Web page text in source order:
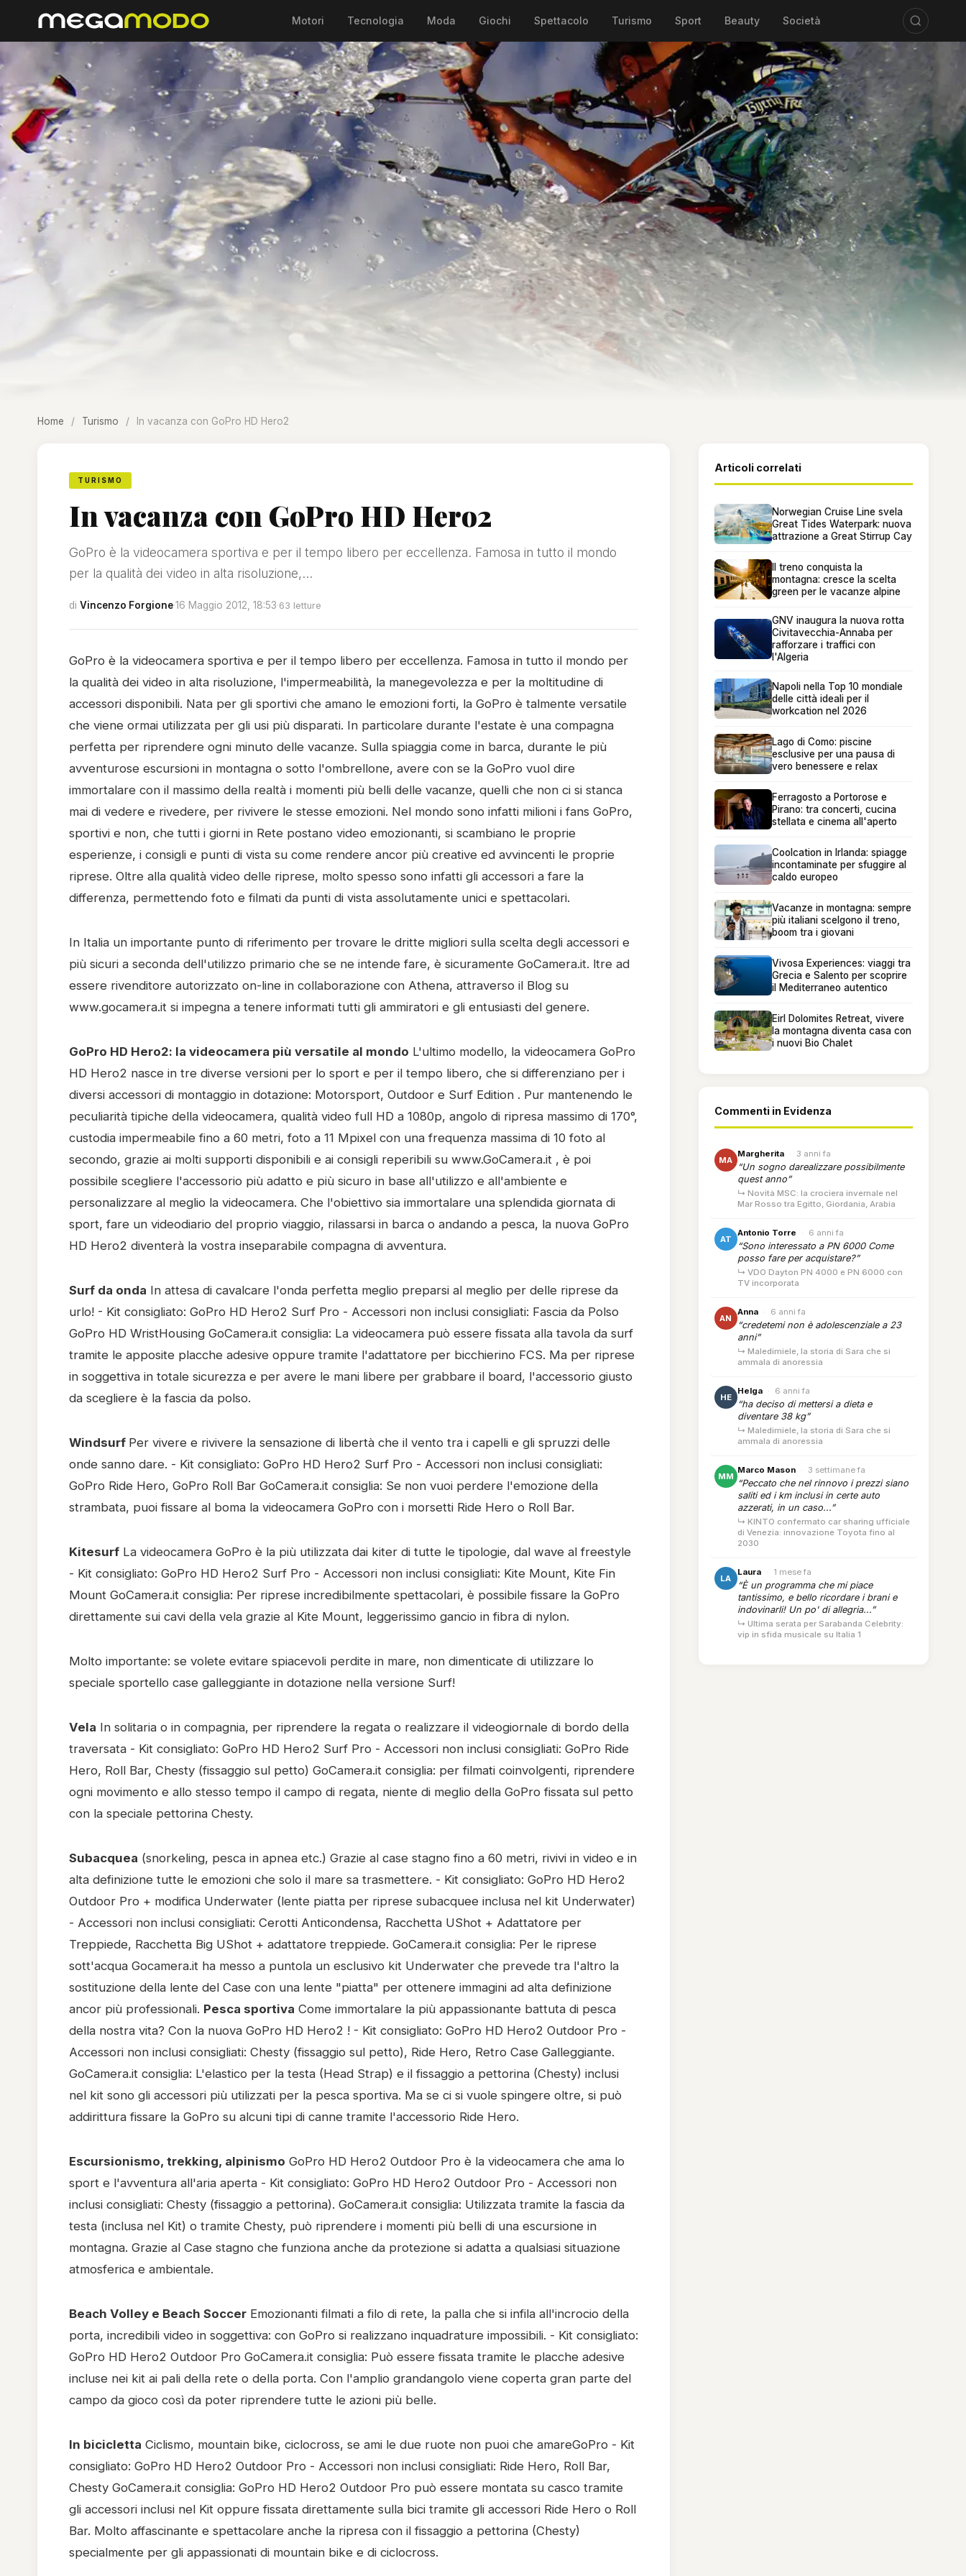
Motori Tecnologia Moda Giochi Spettacolo Turismo Sport Beauty Società
Home / Turismo / In vacanza con GoPro HD Hero2
TURISMO
In vacanza con GoPro HD Hero2
GoPro è la videocamera sportiva e per il tempo libero per eccellenza. Famosa in tutto il mondo
per la qualità dei video in alta risoluzione,...
di Vincenzo Forgione·16 Maggio 2012, 18:53·63 letture
GoPro è la videocamera sportiva e per il tempo libero per eccellenza. Famosa in tutto il mondo per
la qualità dei video in alta risoluzione, l'impermeabilità, la manegevolezza e per la moltitudine di
accessori disponibili. Nata per gli sportivi che amano le emozioni forti, la GoPro è talmente versatile
che viene ormai utilizzata per gli usi più disparati. In particolare durante l'estate è una compagna
perfetta per riprendere ogni minuto delle vacanze. Sulla spiaggia come in barca, durante le più
avventurose escursioni in montagna o sotto l'ombrellone, avere con se la GoPro vuol dire
immortalare con il massimo della realtà i momenti più belli delle vacanze, quelli che non ci si stanca
mai di vedere e rivedere, per rivivere le stesse emozioni. Nel mondo sono infatti milioni i fans GoPro,
sportivi e non, che tutti i giorni in Rete postano video emozionanti, si scambiano le proprie
esperienze, i consigli e punti di vista su come rendere ancor più creative ed avvincenti le proprie
riprese. Oltre alla qualità video delle riprese, molto spesso sono infatti gli accessori a fare la
differenza, permettendo foto e filmati da punti di vista assolutamente unici e spettacolari.
In Italia un importante punto di riferimento per trovare le dritte migliori sulla scelta degli accessori e
più sicuri a seconda dell'utilizzo primario che se ne intende fare, è sicuramente GoCamera.it. ltre ad
essere rivenditore autorizzato on-line in collaborazione con Athena, attraverso il Blog su
www.gocamera.it si impegna a tenere informati tutti gli ammiratori e gli entusiasti del genere.
GoPro HD Hero2: la videocamera più versatile al mondo L'ultimo modello, la videocamera GoPro
HD Hero2 nasce in tre diverse versioni per lo sport e per il tempo libero, che si differenziano per i
diversi accessori di montaggio in dotazione: Motorsport, Outdoor e Surf Edition . Pur mantenendo le
peculiarità tipiche della videocamera, qualità video full HD a 1080p, angolo di ripresa massimo di 170°,
custodia impermeabile fino a 60 metri, foto a 11 Mpixel con una frequenza massima di 10 foto al
secondo, grazie ai molti supporti disponibili e ai consigli reperibili su www.GoCamera.it , è poi
possibile scegliere l'accessorio più adatto e più sicuro in base all'utilizzo e all'ambiente e
personalizzare al meglio la videocamera. Che l'obiettivo sia immortalare una splendida giornata di
sport, fare un videodiario del proprio viaggio, rilassarsi in barca o andando a pesca, la nuova GoPro
HD Hero2 diventerà la vostra inseparabile compagna di avventura.
Surf da onda In attesa di cavalcare l'onda perfetta meglio preparsi al meglio per delle riprese da
urlo! - Kit consigliato: GoPro HD Hero2 Surf Pro - Accessori non inclusi consigliati: Fascia da Polso
GoPro HD WristHousing GoCamera.it consiglia: La videocamera può essere fissata alla tavola da surf
tramite le apposite placche adesive oppure tramite l'adattatore per bicchierino FCS. Ma per riprese
in soggettiva in totale sicurezza e per avere le mani libere per grabbare il board, l'accessorio giusto
da scegliere è la fascia da polso.
Windsurf Per vivere e rivivere la sensazione di libertà che il vento tra i capelli e gli spruzzi delle
onde sanno dare. - Kit consigliato: GoPro HD Hero2 Surf Pro - Accessori non inclusi consigliati:
GoPro Ride Hero, GoPro Roll Bar GoCamera.it consiglia: Se non vuoi perdere l'emozione della
strambata, puoi fissare al boma la videocamera GoPro con i morsetti Ride Hero o Roll Bar.
Kitesurf La videocamera GoPro è la più utilizzata dai kiter di tutte le tipologie, dal wave al freestyle
- Kit consigliato: GoPro HD Hero2 Surf Pro - Accessori non inclusi consigliati: Kite Mount, Kite Fin
Mount GoCamera.it consiglia: Per riprese incredibilmente spettacolari, è possibile fissare la GoPro
direttamente sui cavi della vela grazie al Kite Mount, leggerissimo gancio in fibra di nylon.
Molto importante: se volete evitare spiacevoli perdite in mare, non dimenticate di utilizzare lo
speciale sportello case galleggiante in dotazione nella versione Surf!
Vela In solitaria o in compagnia, per riprendere la regata o realizzare il videogiornale di bordo della
traversata - Kit consigliato: GoPro HD Hero2 Surf Pro - Accessori non inclusi consigliati: GoPro Ride
Hero, Roll Bar, Chesty (fissaggio sul petto) GoCamera.it consiglia: per filmati coinvolgenti, riprendere
ogni movimento e allo stesso tempo il campo di regata, niente di meglio della GoPro fissata sul petto
con la speciale pettorina Chesty.
Subacquea (snorkeling, pesca in apnea etc.) Grazie al case stagno fino a 60 metri, rivivi in video e in
alta definizione tutte le emozioni che solo il mare sa trasmettere. - Kit consigliato: GoPro HD Hero2
Outdoor Pro + modifica Underwater (lente piatta per riprese subacquee inclusa nel kit Underwater)
- Accessori non inclusi consigliati: Cerotti Anticondensa, Racchetta UShot + Adattatore per
Treppiede, Racchetta Big UShot + adattatore treppiede. GoCamera.it consiglia: Per le riprese
sott'acqua Gocamera.it ha messo a puntola un esclusivo kit Underwater che prevede tra l'altro la
sostituzione della lente del Case con una lente "piatta" per ottenere immagini ad alta definizione
ancor più professionali. Pesca sportiva Come immortalare la più appassionante battuta di pesca
della nostra vita? Con la nuova GoPro HD Hero2 ! - Kit consigliato: GoPro HD Hero2 Outdoor Pro -
Accessori non inclusi consigliati: Chesty (fissaggio sul petto), Ride Hero, Retro Case Galleggiante.
GoCamera.it consiglia: L'elastico per la testa (Head Strap) e il fissaggio a pettorina (Chesty) inclusi
nel kit sono gli accessori più utilizzati per la pesca sportiva. Ma se ci si vuole spingere oltre, si può
addirittura fissare la GoPro su alcuni tipi di canne tramite l'accessorio Ride Hero.
Escursionismo, trekking, alpinismo GoPro HD Hero2 Outdoor Pro è la videocamera che ama lo
sport e l'avventura all'aria aperta - Kit consigliato: GoPro HD Hero2 Outdoor Pro - Accessori non
inclusi consigliati: Chesty (fissaggio a pettorina). GoCamera.it consiglia: Utilizzata tramite la fascia da
testa (inclusa nel Kit) o tramite Chesty, può riprendere i momenti più belli di una escursione in
montagna. Grazie al Case stagno che funziona anche da protezione si adatta a qualsiasi situazione
atmosferica e ambientale.
Beach Volley e Beach Soccer Emozionanti filmati a filo di rete, la palla che si infila all'incrocio della
porta, incredibili video in soggettiva: con GoPro si realizzano inquadrature impossibili. - Kit consigliato:
GoPro HD Hero2 Outdoor Pro GoCamera.it consiglia: Può essere fissata tramite le placche adesive
incluse nei kit ai pali della rete o della porta. Con l'amplio grandangolo viene coperta gran parte del
campo da gioco così da poter riprendere tutte le azioni più belle.
In bicicletta Ciclismo, mountain bike, ciclocross, se ami le due ruote non puoi che amareGoPro - Kit
consigliato: GoPro HD Hero2 Outdoor Pro - Accessori non inclusi consigliati: Ride Hero, Roll Bar,
Chesty GoCamera.it consiglia: GoPro HD Hero2 Outdoor Pro può essere montata su casco tramite
gli accessori inclusi nel Kit oppure fissata direttamente sulla bici tramite gli accessori Ride Hero o Roll
Bar. Molto affascinante e spettacolare anche la ripresa con il fissaggio a pettorina (Chesty)
specialmente per gli appassionati di mountain bike e di ciclocross.
Articoli correlati
Norwegian Cruise Line svela
Great Tides Waterpark: nuova
attrazione a Great Stirrup Cay
Il treno conquista la
montagna: cresce la scelta
green per le vacanze alpine
GNV inaugura la nuova rotta
Civitavecchia-Annaba per
rafforzare i traffici con
l'Algeria
Napoli nella Top 10 mondiale
delle città ideali per il
workcation nel 2026
Lago di Como: piscine
esclusive per una pausa di
vero benessere e relax
Ferragosto a Portorose e
Pirano: tra concerti, cucina
stellata e cinema all'aperto
Coolcation in Irlanda: spiagge
incontaminate per sfuggire al
caldo europeo
Vacanze in montagna: sempre
più italiani scelgono il treno,
boom tra i giovani
Vivosa Experiences: viaggi tra
Grecia e Salento per scoprire
il Mediterraneo autentico
Eirl Dolomites Retreat, vivere
la montagna diventa casa con
i nuovi Bio Chalet
Commenti in Evidenza
MA
Margherita · 3 anni fa
“Un sogno darealizzare possibilmente
quest anno”
↳ Novità MSC: la crociera invernale nel
Mar Rosso tra Egitto, Giordania, Arabia
AT
Antonio Torre · 6 anni fa
“Sono interessato a PN 6000 Come
posso fare per acquistare?”
↳ VDO Dayton PN 4000 e PN 6000 con
TV incorporata
AN
Anna · 6 anni fa
“credetemi non è adolescenziale a 23
anni”
↳ Maledimiele, la storia di Sara che si
ammala di anoressia
HE
Helga · 6 anni fa
“ha deciso di mettersi a dieta e
diventare 38 kg”
↳ Maledimiele, la storia di Sara che si
ammala di anoressia
MM
Marco Mason · 3 settimane fa
“Peccato che nel rinnovo i prezzi siano
saliti ed i km inclusi in certe auto
azzerati, in un caso...”
↳ KINTO confermato car sharing ufficiale
di Venezia: innovazione Toyota fino al
2030
LA
Laura · 1 mese fa
“È un programma che mi piace
tantissimo, e bello ricordare i brani e
indovinarli! Un po' di allegria...”
↳ Ultima serata per Sarabanda Celebrity:
vip in sfida musicale su Italia 1